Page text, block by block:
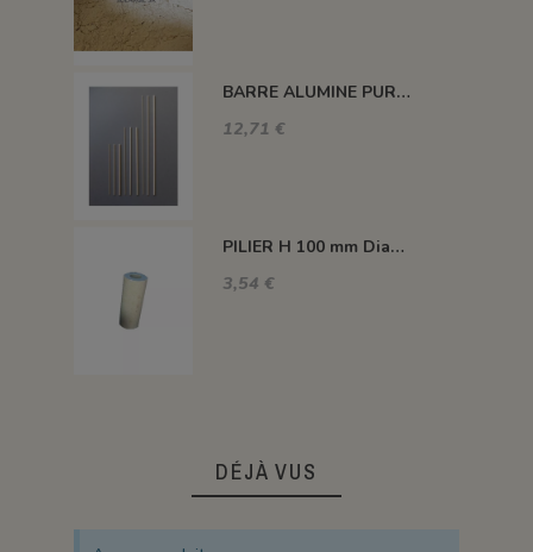
BARRE ALUMINE PURE 1400°C L200 X 2 MM
12,71 €
PILIER H 100 mm Diam.43 mm 1350°C
3,54 €
DÉJÀ VUS